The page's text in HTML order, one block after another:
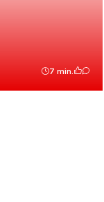
7 min.